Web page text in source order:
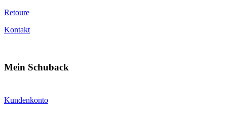
Retoure
Kontakt
Mein Schuback
Kundenkonto